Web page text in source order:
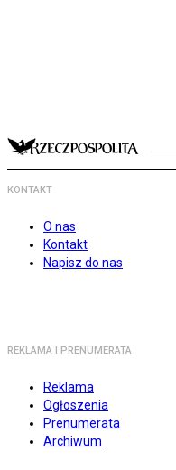
KONTAKT
O nas
Kontakt
Napisz do nas
REKLAMA I PRENUMERATA
Reklama
Ogłoszenia
Prenumerata
Archiwum